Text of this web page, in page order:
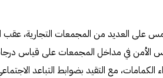
على العديد من المجمعات التجارية، عقب
الأمن في مداخل المجمعات على قياس
الكمامات، مع التقيد بضوابط التباعد